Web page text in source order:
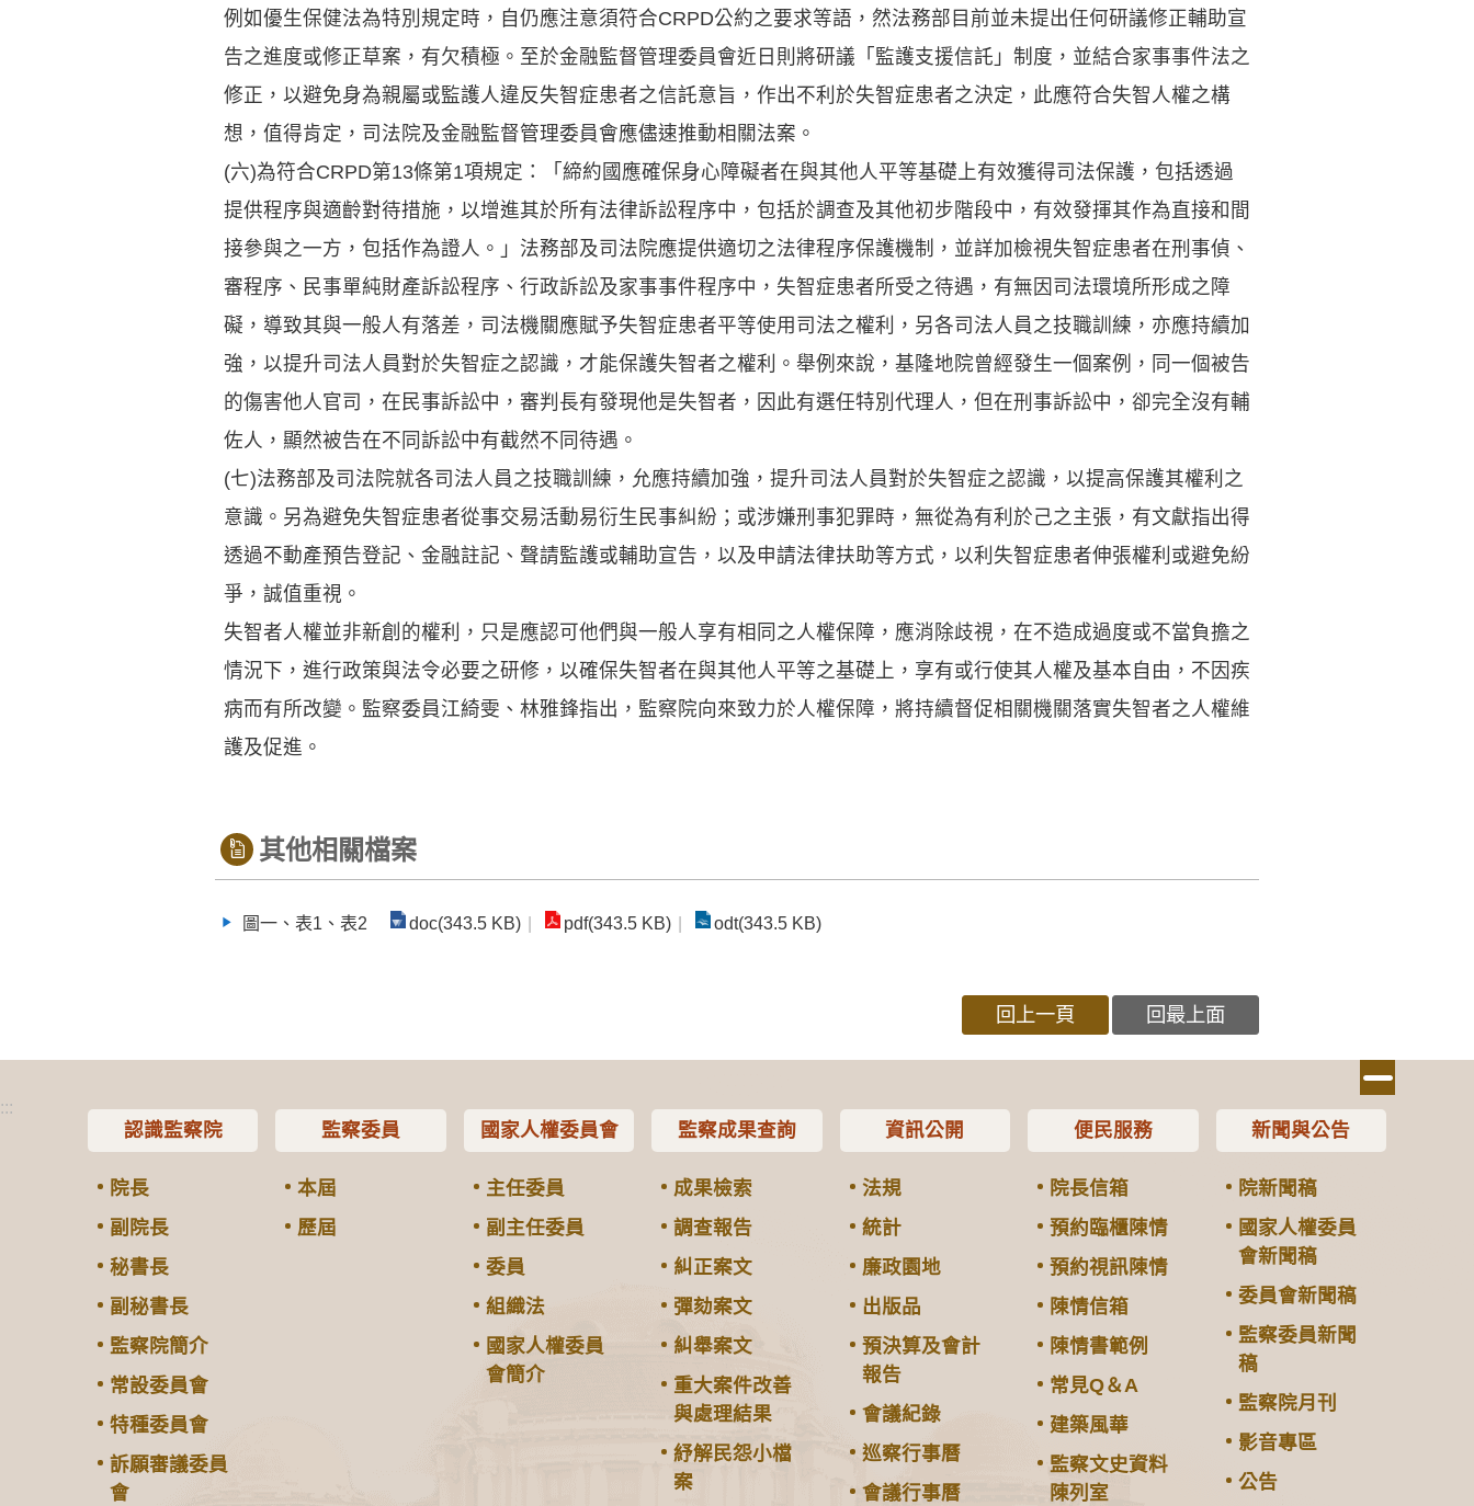
例如優生保健法為特別規定時，自仍應注意須符合CRPD公約之要求等語，然法務部目前並未提出任何研議修正輔助宣
告之進度或修正草案，有欠積極。至於金融監督管理委員會近日則將研議「監護支援信託」制度，並結合家事事件法之
修正，以避免身為親屬或監護人違反失智症患者之信託意旨，作出不利於失智症患者之決定，此應符合失智人權之構
想，值得肯定，司法院及金融監督管理委員會應儘速推動相關法案。
(六)為符合CRPD第13條第1項規定：「締約國應確保身心障礙者在與其他人平等基礎上有效獲得司法保護，包括透過
提供程序與適齡對待措施，以增進其於所有法律訴訟程序中，包括於調查及其他初步階段中，有效發揮其作為直接和間
接參與之一方，包括作為證人。」法務部及司法院應提供適切之法律程序保護機制，並詳加檢視失智症患者在刑事偵、
審程序、民事單純財產訴訟程序、行政訴訟及家事事件程序中，失智症患者所受之待遇，有無因司法環境所形成之障
礙，導致其與一般人有落差，司法機關應賦予失智症患者平等使用司法之權利，另各司法人員之技職訓練，亦應持續加
強，以提升司法人員對於失智症之認識，才能保護失智者之權利。舉例來說，基隆地院曾經發生一個案例，同一個被告
的傷害他人官司，在民事訴訟中，審判長有發現他是失智者，因此有選任特別代理人，但在刑事訴訟中，卻完全沒有輔
佐人，顯然被告在不同訴訟中有截然不同待遇。
(七)法務部及司法院就各司法人員之技職訓練，允應持續加強，提升司法人員對於失智症之認識，以提高保護其權利之
意識。另為避免失智症患者從事交易活動易衍生民事糾紛；或涉嫌刑事犯罪時，無從為有利於己之主張，有文獻指出得
透過不動產預告登記、金融註記、聲請監護或輔助宣告，以及申請法律扶助等方式，以利失智症患者伸張權利或避免紛
爭，誠值重視。
失智者人權並非新創的權利，只是應認可他們與一般人享有相同之人權保障，應消除歧視，在不造成過度或不當負擔之
情況下，進行政策與法令必要之研修，以確保失智者在與其他人平等之基礎上，享有或行使其人權及基本自由，不因疾
病而有所改變。監察委員江綺雯、林雅鋒指出，監察院向來致力於人權保障，將持續督促相關機關落實失智者之人權維
護及促進。
其他相關檔案
圖一、表1、表2 doc(343.5 KB) pdf(343.5 KB) odt(343.5 KB)
回上一頁 回最上面
:::
認識監察院
院長
副院長
秘書長
副秘書長
監察院簡介
常設委員會
特種委員會
訴願審議委員
會
監察委員
本屆
歷屆
國家人權委員會
主任委員
副主任委員
委員
組織法
國家人權委員
會簡介
監察成果查詢
成果檢索
調查報告
糾正案文
彈劾案文
糾舉案文
重大案件改善
與處理結果
紓解民怨小檔
案
資訊公開
法規
統計
廉政園地
出版品
預決算及會計
報告
會議紀錄
巡察行事曆
會議行事曆
便民服務
院長信箱
預約臨櫃陳情
預約視訊陳情
陳情信箱
陳情書範例
常見Q＆A
建築風華
監察文史資料
陳列室
新聞與公告
院新聞稿
國家人權委員
會新聞稿
委員會新聞稿
監察委員新聞
稿
監察院月刊
影音專區
公告